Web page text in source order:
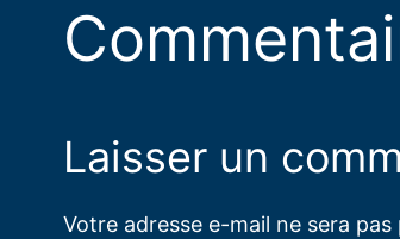
Laisser un
Votre adresse e-mail ne sera pas